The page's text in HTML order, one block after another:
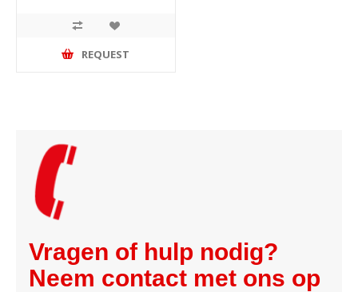
REQUEST
Vragen of hulp nodig?
Neem contact met ons op